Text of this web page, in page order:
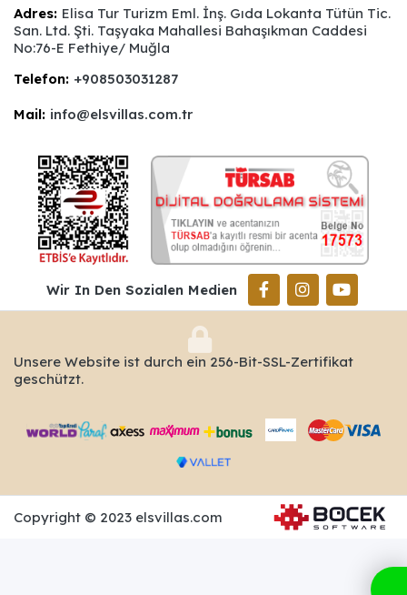
Adres: Elisa Tur Turizm Eml. İnş. Gıda Lokanta Tütün Tic.
San. Ltd. Şti. Taşyaka Mahallesi Bahaşıkman Caddesi
No:76-E Fethiye/ Muğla
Telefon: +908503031287
Mail: info@elsvillas.com.tr
Wir In Den Sozialen Medien
Unsere Website ist durch ein 256-Bit-SSL-Zertifikat
geschützt.
Copyright © 2023 elsvillas.com